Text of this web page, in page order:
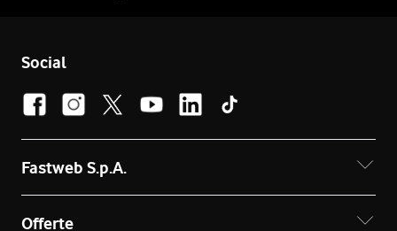
Social
Fastweb S.p.A.
Offerte